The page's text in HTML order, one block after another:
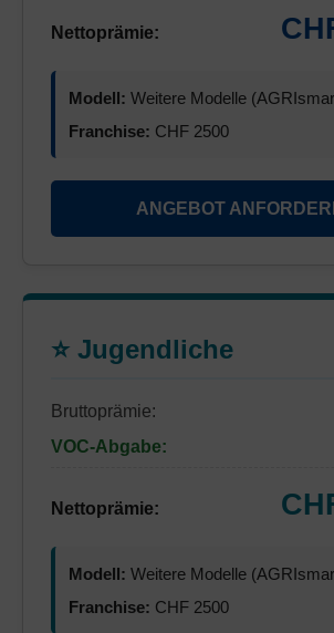
Nettoprämie:
Modell: Weitere Modelle
Franchise: CHF 2500
ANGEBOT
⭐ Jugendliche
Bruttoprämie:
VOC-Abgabe:
Nettoprämie:
Modell: Weitere Modelle
Franchise: CHF 2500